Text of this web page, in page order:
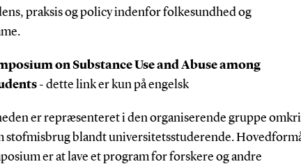
praksis og policy indenfor folkesundhed og
on Substance Use and Abuse among
- dette link er kun på engelsk
er repræsenteret i den organiserende gruppe
stofmisbrug blandt universitetsstuderende.
er at lave et program for forskere og andre